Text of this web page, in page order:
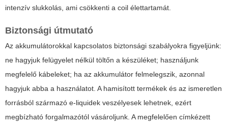
intenzív slukkolás, ami csökkenti a coil élettartamát.
Biztonsági útmutató
Az akkumulátorokkal kapcsolatos biztonsági szabályokra figyeljünk:
ne hagyjuk felügyelet nélkül töltőn a készüléket; használjunk
megfelelő kábeleket; ha az akkumulátor felmelegszik, azonnal
hagyjuk abba a használatot. A hamisított termékek és az ismeretlen
forrásból származó e-liquidek veszélyesek lehetnek, ezért
megbízható forgalmazótól vásároljunk. A megfelelően címkézett